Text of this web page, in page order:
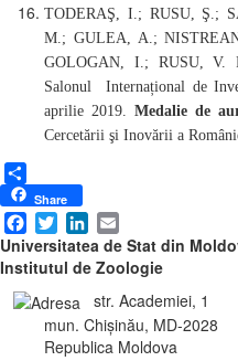
TODERAŞ, I.; RUSU, Ş.;
M.; GULEA, A.;
GOLOGAN, I.; RUSU, V.
Salonul Internațional de
aprilie 2019. Medalie de
Cercetării şi Inovării a
Share
Facebook
TwitterLinkedIn
Universitatea de Stat din
Institutul de Zoologie
str. Academiei, 1
mun. Chișinău, MD-2028
Republica Moldova